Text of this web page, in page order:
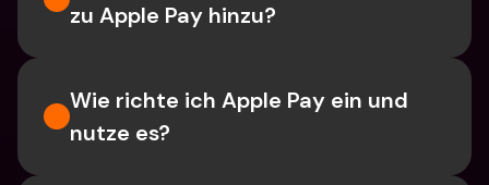
zu Apple Pay hinzu?
Wie richte ich Apple Pay ein und
nutze es?